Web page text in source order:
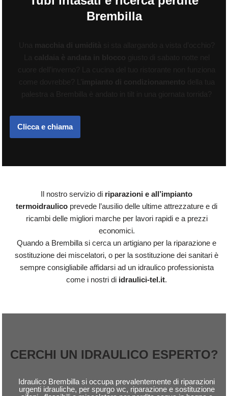
Brembilla
Clicca e chiama
Il nostro servizio di riparazioni e all’impianto
termoidraulico prevede l’ausilio delle ultime attrezzature e di
ricambi delle migliori marche per lavori rapidi e a prezzi
economici.
Quando a Brembilla si cerca un artigiano per la riparazione e
sostituzione dei miscelatori, o per la sostituzione dei sanitari è
sempre consigliabile affidarsi ad un idraulico professionista
come i nostri di idraulici-tel.it.
CERCHI UN IDRAULICO ESPERTO?
Idraulico Brembilla si occupa prevalentemente di riparazioni
urgenti idrauliche, per spurgo wc, riparazione e sostituzione